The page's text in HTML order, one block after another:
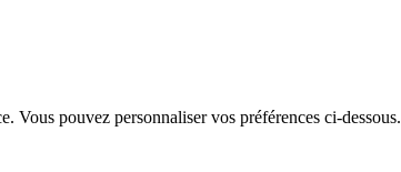
Vous pouvez personnaliser vos préférences ci-dessous.